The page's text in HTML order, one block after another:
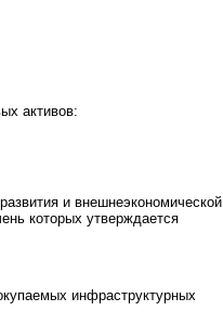
активов:
и внешнеэкономической
которых утверждается
инфраструктурных